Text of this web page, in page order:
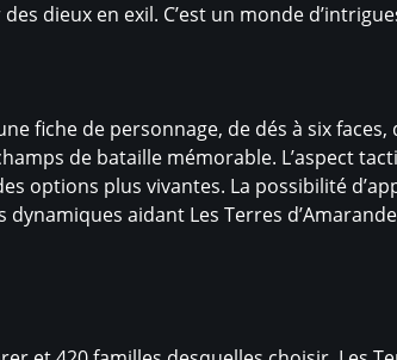
dieux en exil. C’est un monde
fiche de personnage, de dés à six
de bataille mémorable. L’aspect
options plus vivantes. La possibilité
dynamiques aidant Les Terres